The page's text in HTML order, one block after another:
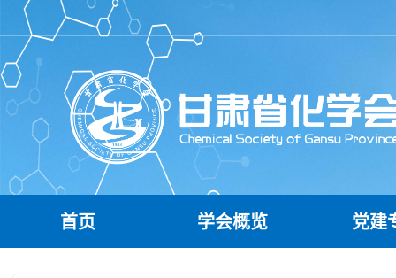
首页 学会概览 党建